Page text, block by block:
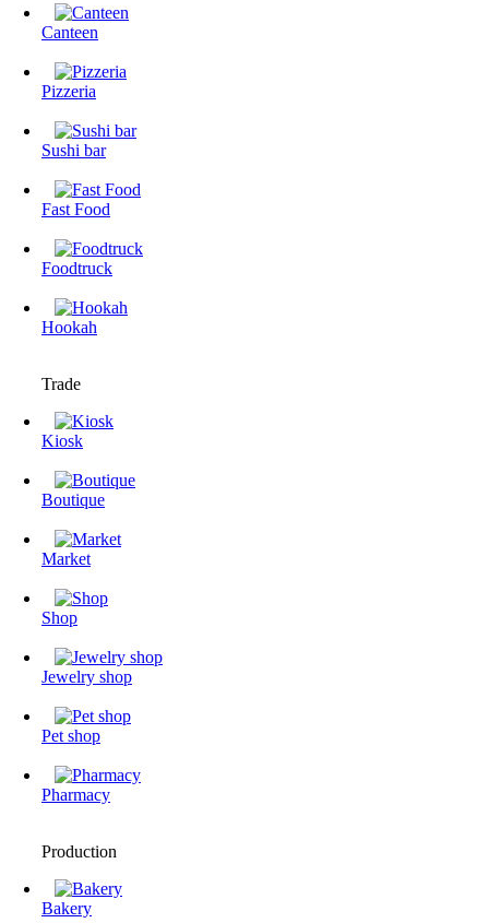
Canteen
Pizzeria
Sushi bar
Fast Food
Foodtruck
Hookah
Trade
Kiosk
Boutique
Market
Shop
Jewelry shop
Pet shop
Pharmacy
Production
Bakery